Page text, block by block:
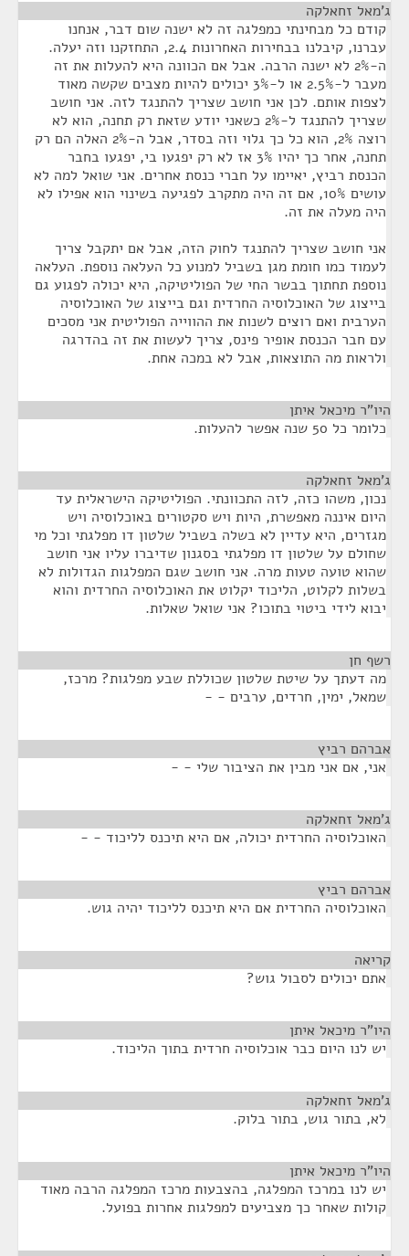
ג'מאל זחאלקה
קודם כל מבחינתי כמפלגה זה לא ישנה שום דבר, אנחנו
עברנו, קיבלנו בבחירות האחרונות 2.4, התחזקנו וזה יעלה.
ה-2% לא ישנה הרבה. אבל אם הכוונה היא להעלות את זה
מעבר ל-2.5% או ל-3% יכולים להיות מצבים שקשה מאוד
לצפות אותם. לכן אני חושב שצריך להתנגד לזה. אני חושב
שצריך להתנגד ל-2% כשאני יודע שזאת רק תחנה, הוא לא
רוצה 2%, הוא כל כך גלוי וזה בסדר, אבל ה-2% האלה הם רק
תחנה, אחר כך יהיו 3% אז לא רק יפגעו בי, יפגעו בחבר
הכנסת רביץ, יאיימו על חברי כנסת אחרים. אני שואל למה לא
עושים 10%, אם זה היה מתקרב לפגיעה בשינוי הוא אפילו לא
היה מעלה את זה.
אני חושב שצריך להתנגד לחוק הזה, אבל אם יתקבל צריך
לעמוד כמו חומת מגן בשביל למנוע כל העלאה נוספת. העלאה
נוספת תחתוך בבשר החי של הפוליטיקה, היא יכולה לפגוע גם
בייצוג של האוכלוסיה החרדית וגם בייצוג של האוכלוסיה
הערבית ואם רוצים לשנות את ההווייה הפוליטית אני מסכים
עם חבר הכנסת אופיר פינס, צריך לעשות את זה בהדרגה
ולראות מה התוצאות, אבל לא במכה אחת.
היו"ר מיכאל איתן
כלומר כל 50 שנה אפשר להעלות.
ג'מאל זחאלקה
נכון, משהו כזה, לזה התכוונתי. הפוליטיקה הישראלית עד
היום איננה מאפשרת, היות ויש סקטורים באוכלוסיה ויש
מגזרים, היא עדיין לא בשלה בשביל שלטון דו מפלגתי וכל מי
שחולם על שלטון דו מפלגתי בסגנון שדיברו עליו אני חושב
שהוא טועה טעות מרה. אני חושב שגם המפלגות הגדולות לא
בשלות לקלוט, הליכוד יקלוט את האוכלוסיה החרדית והוא
יבוא לידי ביטוי בתוכו? אני שואל שאלות.
רשף חן
מה דעתך על שיטת שלטון שכוללת שבע מפלגות? מרכז,
שמאל, ימין, חרדים, ערבים - -
אברהם רביץ
אני, אם אני מבין את הציבור שלי - -
ג'מאל זחאלקה
האוכלוסיה החרדית יכולה, אם היא תיכנס לליכוד - -
אברהם רביץ
האוכלוסיה החרדית אם היא תיכנס לליכוד יהיה גוש.
קריאה
אתם יכולים לסבול גוש?
היו"ר מיכאל איתן
יש לנו היום כבר אוכלוסיה חרדית בתוך הליכוד.
ג'מאל זחאלקה
לא, בתור גוש, בתור בלוק.
היו"ר מיכאל איתן
יש לנו במרכז המפלגה, בהצבעות מרכז המפלגה הרבה מאוד
קולות שאחר כך מצביעים למפלגות אחרות בפועל.